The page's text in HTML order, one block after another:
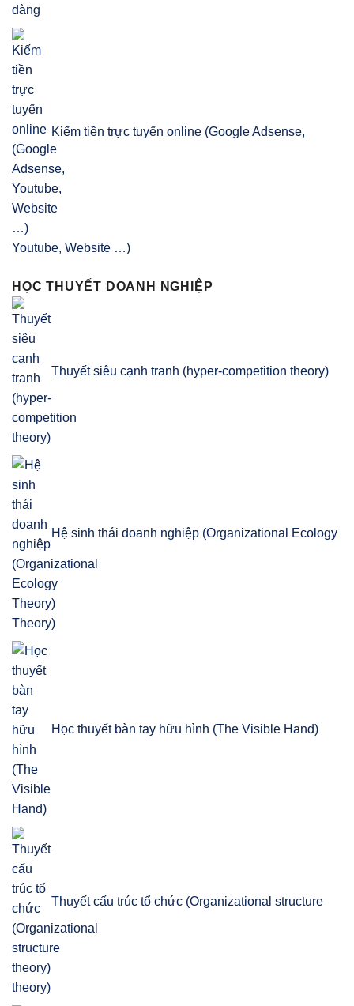
Kiếm tiền trực tuyến online (Google Adsense,
Youtube, Website …)
HỌC THUYẾT DOANH NGHIỆP
Thuyết siêu cạnh tranh (hyper-competition theory)
Hệ sinh thái doanh nghiệp (Organizational Ecology
Theory)
Học thuyết bàn tay hữu hình (The Visible Hand)
Thuyết cấu trúc tổ chức (Organizational structure
theory)